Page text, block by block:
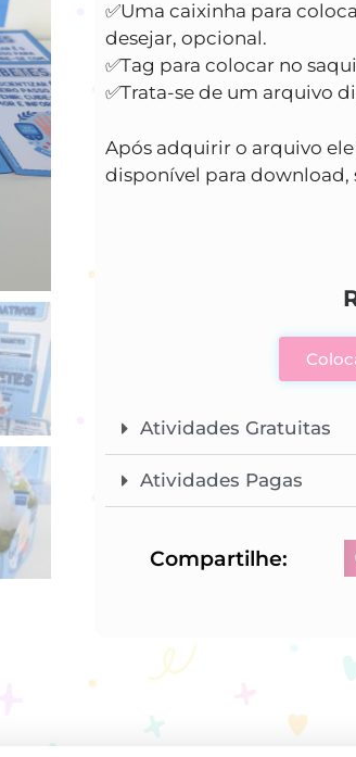
✅️Uma caixinha para
desejar, opcional.
✅️Tag para colocar no
✅️Trata-se de um arquivo
Após adquirir o arquivo
disponível para download,
Atividades Gratuitas
Atividades Pagas
Compartilhe: